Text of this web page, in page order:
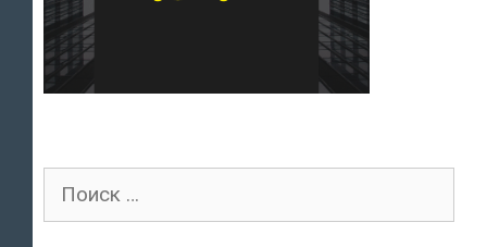
Поиск